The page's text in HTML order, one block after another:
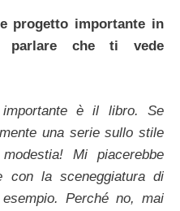
progetto importante in
che ti vede
è il libro. Se
una serie sullo stile
Mi piacerebbe
con la sceneggiatura di
Perché no, mai